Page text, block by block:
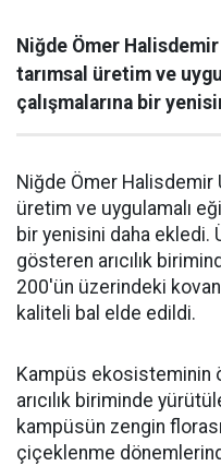
Niğde Ömer
tarımsal üretim ve
çalışmalarına bir
Niğde Ömer Halisdemir
üretim ve uygulamalı
bir yenisini daha
gösteren arıcılık
200'ün üzerindeki
kaliteli bal elde edildi.
Kampüs ekosisteminin
arıcılık biriminde
kampüsün zengin
çiçeklenme